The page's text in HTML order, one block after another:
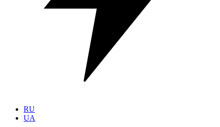
RU
UA